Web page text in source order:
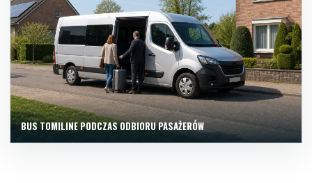
BUS TOMILINE PODCZAS ODBIORU PASAŻERÓW